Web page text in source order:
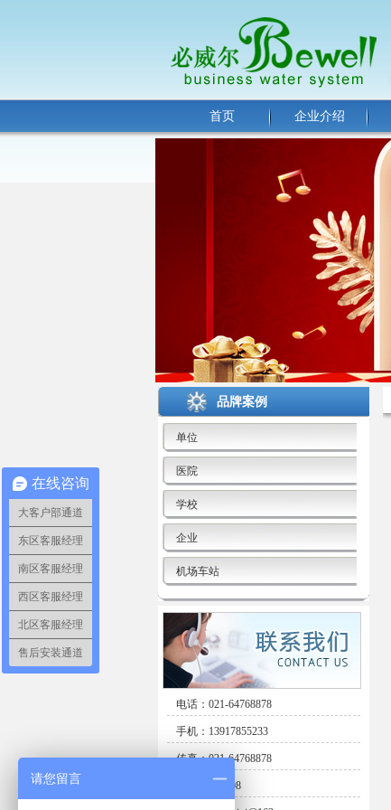
首页 企业介绍
品牌案例
单位
医院
学校
企业
机场车站
电话：021-64768878
手机：13917855233
传真：021-64768878
邮编：201108
在线咨询
大客户部通道
东区客服经理
南区客服经理
西区客服经理
北区客服经理
售后安装通道
请您留言